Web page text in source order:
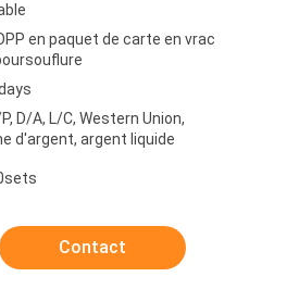
en paquet de carte en vrac
D/A, L/C, Western Union,
d'argent, argent liquide
Contact